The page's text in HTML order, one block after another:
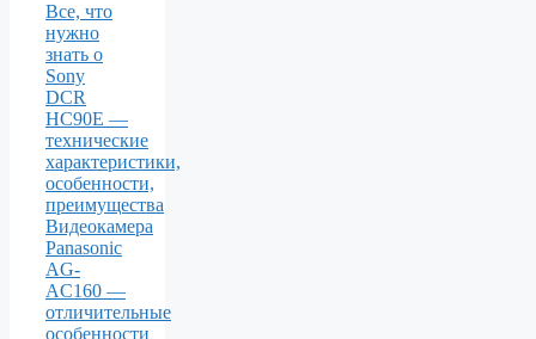
Все, что
нужно
знать о
Sony
DCR
HC90E —
технические
характеристики,
особенности,
преимущества
Видеокамера
Panasonic
AG-
AC160 —
отличительные
особенности